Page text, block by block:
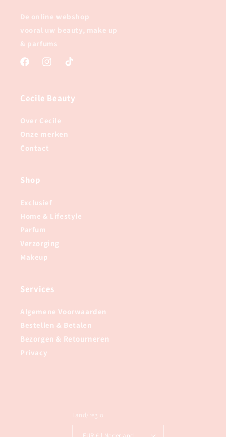
De online webshop
vooral uw beauty, make up
& parfums
FacebookInstagramTikTok
Cecile Beauty
Over Cecile
Onze merken
Contact
Shop
Exclusief
Home & Lifestyle
Parfum
Verzorging
Makeup
Services
Algemene Voorwaarden
Bestellen & Betalen
Bezorgen & Retourneren
Privacy
Land/regio